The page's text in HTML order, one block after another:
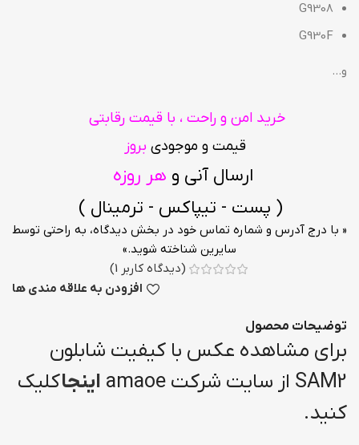
G9308
G930F
و…
خرید امن و راحت ، با قیمت رقابتی
قیمت و موجودی بروز
ارسال آنی و هر روزه
( پست - تیپاکس - ترمینال )
« با درج آدرس و شماره تماس خود در بخش دیدگاه، به راحتی توسط
سایرین شناخته شوید.»
(دیدگاه کاربر 1
)
افزودن به علاقه مندی ها
توضیحات محصول
برای مشاهده عکس با کیفیت شابلون
SAM2 از سایت شرکت amaoe
اینجاکلیک
کنید.